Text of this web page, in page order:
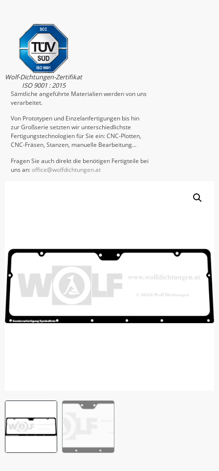
Wolf-Dichtungen-Zertifikat
ISO 9001 : 2015
Sämtliche angeführte Materialien werden von uns
verarbeitet.
Von Prototypen und Einzelanfertigungen bis hin
zur Großserie setzten wir unterschiedlichste
Fertigungstechnologien für Sie ein: CNC-Plotten,
CNC-Fräsen, Stanzen, manuelle Bearbeitung…
Fragen Sie auch direkt die benötigen Fertigteile bei
uns an:office@wolfdichtungen.at